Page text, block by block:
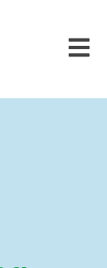
メイ